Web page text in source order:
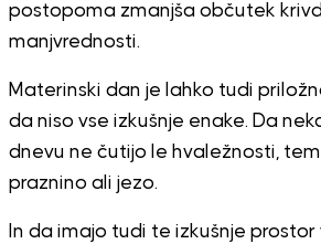
postopoma zmanjša občutek
manjvrednosti.
Materinski dan je lahko tudi
da niso vse izkušnje enake. Da
dnevu ne čutijo le hvaležnosti,
praznino ali jezo.
In da imajo tudi te izkušnje prostor